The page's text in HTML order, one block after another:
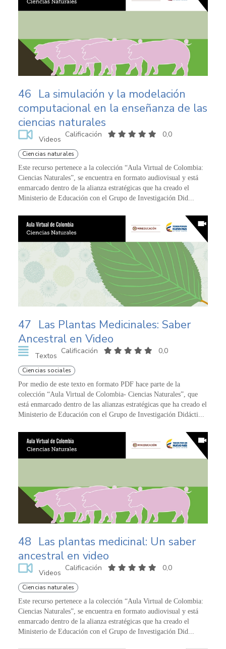
46 La simulación y la modelación
computacional en la enseñanza de las
ciencias naturales
Videos
Calificación 0,0
Ciencias naturales
Este recurso pertenece a la colección “Aula Virtual de Colombia:
Ciencias Naturales”, se encuentra en formato audiovisual y está
enmarcado dentro de la alianza estratégicas que ha creado el
Ministerio de Educación con el Grupo de Investigación Did...
47 Las Plantas Medicinales: Saber
Ancestral en Video
Textos
Calificación 0,0
Ciencias sociales
Por medio de este texto en formato PDF hace parte de la
colección “Aula Virtual de Colombia- Ciencias Naturales”, que
está enmarcado dentro de las alianzas estratégicas que ha creado el
Ministerio de Educación con el Grupo de Investigación Didácti...
48 Las plantas medicinal: Un saber
ancestral en video
Videos
Calificación 0,0
Ciencias naturales
Este recurso pertenece a la colección “Aula Virtual de Colombia:
Ciencias Naturales”, se encuentra en formato audiovisual y está
enmarcado dentro de la alianza estratégicas que ha creado el
Ministerio de Educación con el Grupo de Investigación Did...